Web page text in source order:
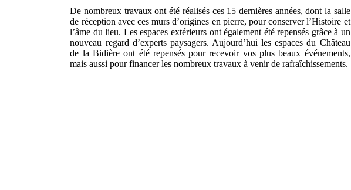
De nombreux travaux ont été réalisés ces 15 dernières années, dont la salle
de réception avec ces murs d’origines en pierre, pour conserver l’Histoire et
l’âme du lieu. Les espaces extérieurs ont également été repensés grâce à un
nouveau regard d’experts paysagers. Aujourd’hui les espaces du Château
de la Bidière ont été repensés pour recevoir vos plus beaux événements,
mais aussi pour financer les nombreux travaux à venir de rafraîchissements.